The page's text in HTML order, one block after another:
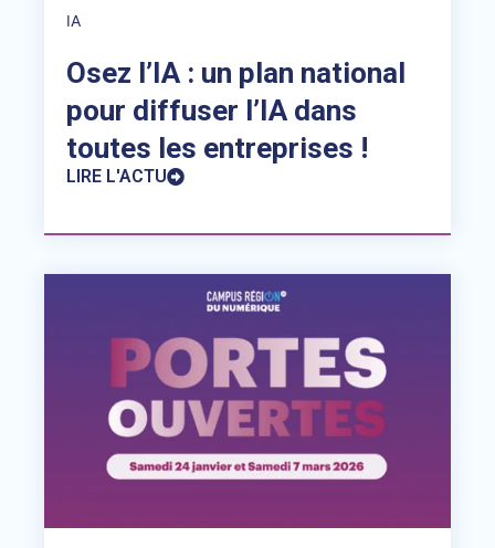
IA
Osez l’IA : un plan national
pour diffuser l’IA dans
toutes les entreprises !
LIRE L'ACTU